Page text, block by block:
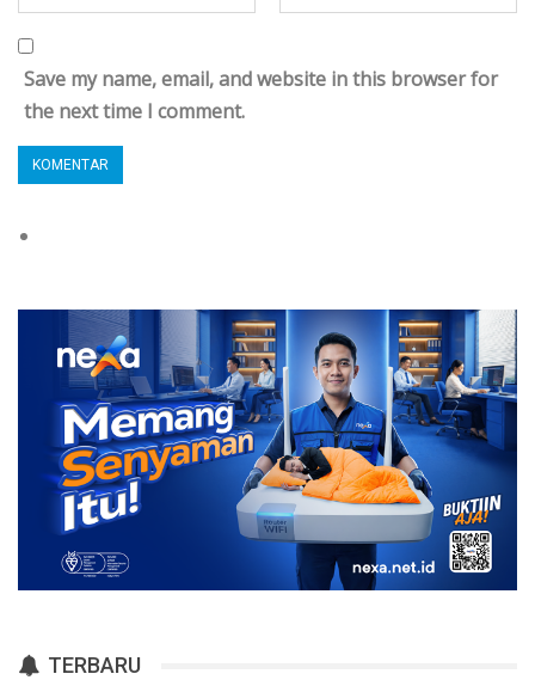
Save my name, email, and website in this browser for
the next time I comment.
TERBARU